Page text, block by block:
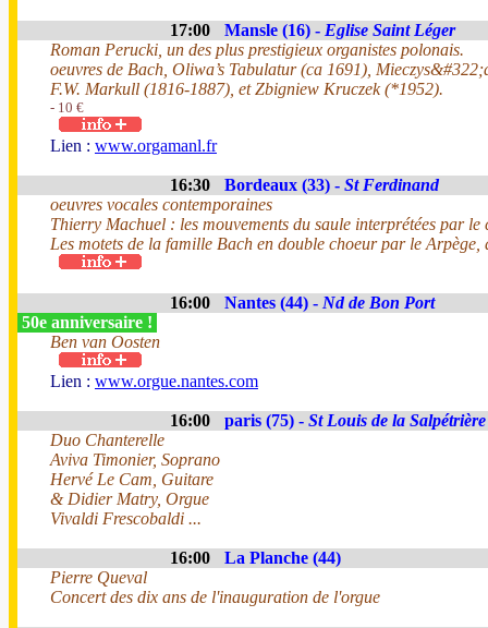
17:00 Mansle (16) - Eglise Saint Léger
Roman Perucki, un des plus prestigieux organistes polonais.
oeuvres de Bach, Oliwa’s Tabulatur (ca 1691),
F.W. Markull (1816-1887), et Zbigniew Kruczek (*1952).
- 10 €
Lien : www.orgamanl.fr
16:30 Bordeaux (33) - St Ferdinand
oeuvres vocales contemporaines
Thierry Machuel : les mouvements du saule interprétées par le
Les motets de la famille Bach en double choeur par le
16:00 Nantes (44) - Nd de Bon Port
50e anniversaire !
Ben van Oosten
Lien : www.orgue.nantes.com
16:00 paris (75) - St Louis de la Salpétrière
Duo Chanterelle
Aviva Timonier, Soprano
Hervé Le Cam, Guitare
& Didier Matry, Orgue
Vivaldi Frescobaldi ...
16:00
La Planche (44)
Pierre Queval
Concert des dix ans de l'inauguration de l'orgue